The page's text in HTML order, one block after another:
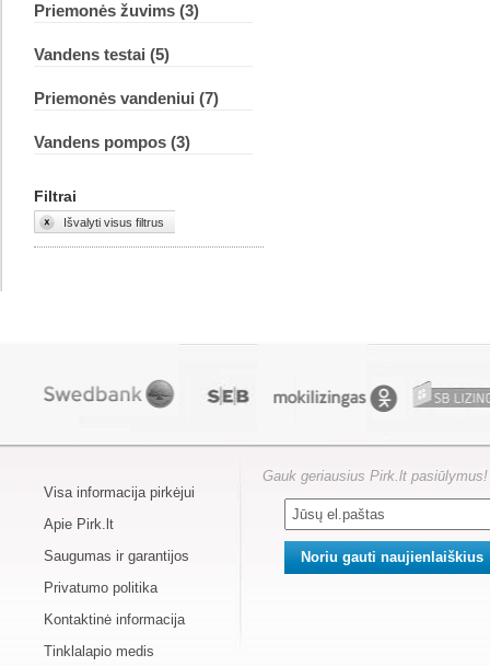
Priemonės žuvims (3)
Vandens testai (5)
Priemonės vandeniui (7)
Vandens pompos (3)
Filtrai
Išvalyti visus filtrus
Visa informacija pirkėjui
Apie Pirk.lt
Saugumas ir garantijos
Privatumo politika
Kontaktinė informacija
Tinklalapio medis
Gauk geriausius Pirk.lt pasiūlymus!